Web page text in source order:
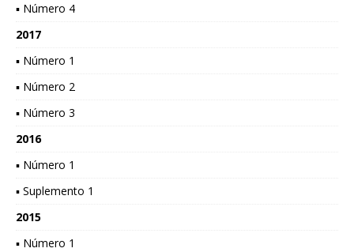
▪ Número 4
2017
▪ Número 1
▪ Número 2
▪ Número 3
2016
▪ Número 1
▪ Suplemento 1
2015
▪ Número 1